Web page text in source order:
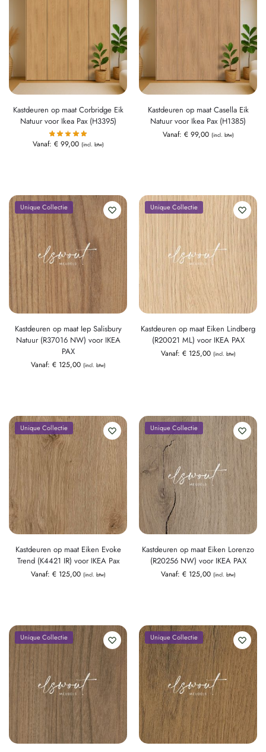
Kastdeuren op maat Corbridge Eik
Natuur voor Ikea Pax (H3395)
Vanaf: €99,00 (incl. btw)
Kastdeuren op maat Casella Eik
Natuur voor Ikea Pax (H1385)
Vanaf: €99,00 (incl. btw)
Unique Collectie
Kastdeuren op maat Iep Salisbury
Natuur (R37016 NW) voor IKEA
PAX
Vanaf: €125,00 (incl. btw)
Unique Collectie
Kastdeuren op maat Eiken Lindberg
(R20021 ML) voor IKEA PAX
Vanaf: €125,00 (incl. btw)
Unique Collectie
Kastdeuren op maat Eiken Evoke
Trend (K4421 IR) voor IKEA Pax
Vanaf: €125,00 (incl. btw)
Unique Collectie
Kastdeuren op maat Eiken Lorenzo
(R20256 NW) voor IKEA PAX
Vanaf: €125,00 (incl. btw)
Unique Collectie Unique Collectie